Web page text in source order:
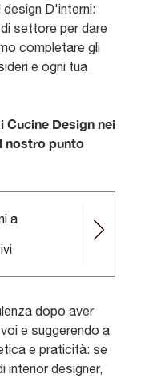
D'interni:
settore per dare
completare gli
e ogni tua
Cucine Design nei
nostro punto
a
dopo aver
e suggerendo a
e praticità: se
interior designer,